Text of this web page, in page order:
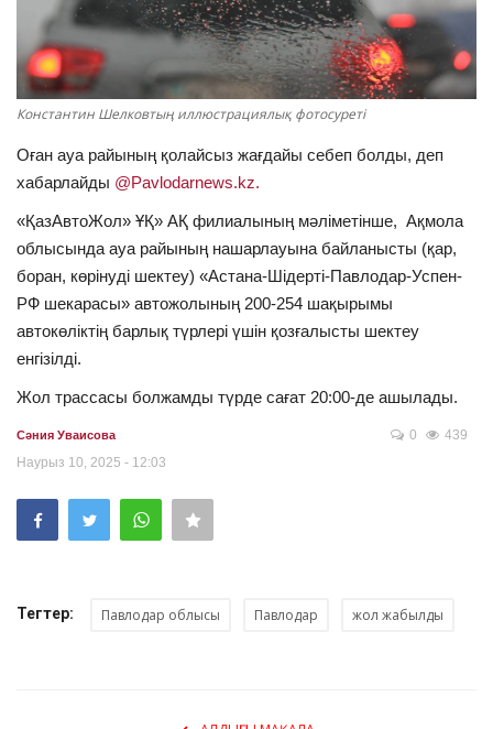
ОЙЫН-САУЫҚ
АРНАЙЫ ЖОБА
OFFICIAL
Тілді тандаңыз
Қазақша Русский
Константин Шелковтың иллюстрациялық фотосуреті
Оған ауа райының қолайсыз жағдайы себеп болды, деп
хабарлайды @Pavlodarnews.kz.
«ҚазАвтоЖол» ҰҚ» АҚ филиалының мәліметінше, Ақмола
облысында ауа райының нашарлауына байланысты (қар,
боран, көрінуді шектеу) «Астана-Шідерті-Павлодар-Успен-
РФ шекарасы» автожолының 200-254 шақырымы
автокөліктің барлық түрлері үшін қозғалысты шектеу
енгізілді.
Жол трассасы болжамды түрде сағат 20:00-де ашылады.
Сәния Уваисова
Наурыз 10, 2025 - 12:03
0 439
Тегтер: Павлодар облысы Павлодар жол жабылды